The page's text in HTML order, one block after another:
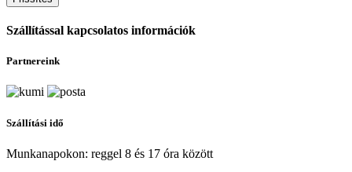
Szállítással kapcsolatos információk
Partnereink
Szállítási idő
Munkanapokon: reggel 8 és 17 óra között